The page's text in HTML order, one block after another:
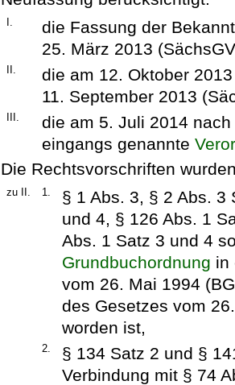
I.
die Fassung der
25. März 2013
II.
die am 12. Oktober
11. September 2013
III.
die am 5. Juli 2014
eingangs genannte
Die Rechtsvorschriften
zu II. 1.
§ 1 Abs. 3, § 2 Abs. 3
und 4, § 126 Abs. 1
Abs. 1 Satz 3 und 4
Grundbuchordnung in
vom 26. Mai 1994
des Gesetzes vom
worden ist,
2.
§ 134 Satz 2 und §
Verbindung mit § 74